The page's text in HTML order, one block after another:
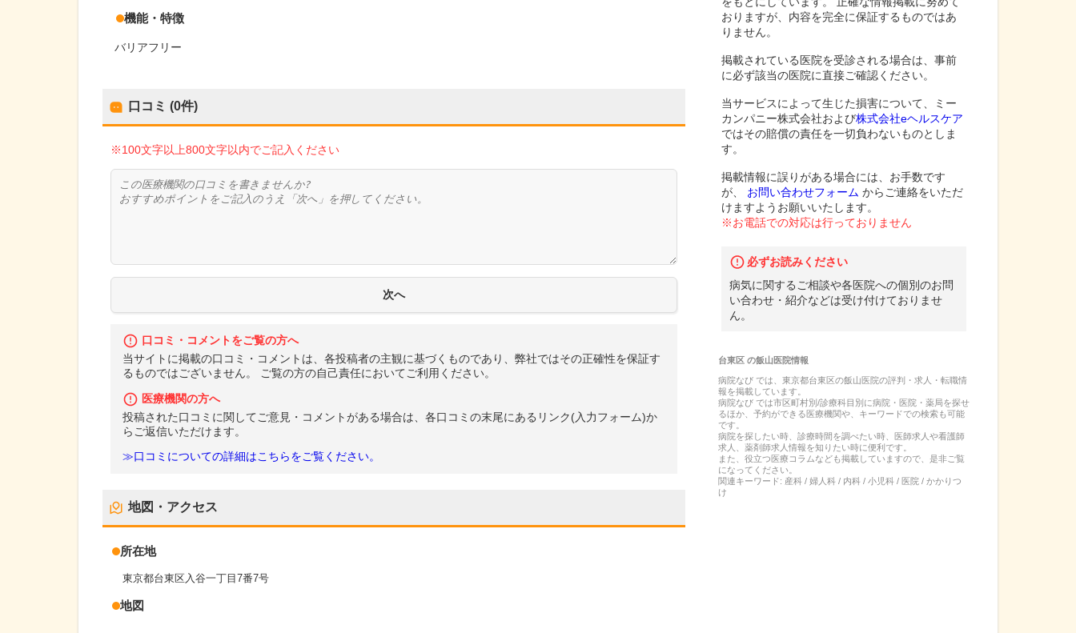
機能・特徴
バリアフリー
口コミ (0件)
※100文字以上800文字以内でご記入ください
口コミ・コメントをご覧の方へ
当サイトに掲載の口コミ・コメントは、各投稿者の主観に基づくものであり、弊社ではその正確性を保証す
るものではございません。 ご覧の方の自己責任においてご利用ください。
医療機関の方へ
投稿された口コミに関してご意見・コメントがある場合は、各口コミの末尾にあるリンク(入力フォーム)か
らご返信いただけます。
≫口コミについての詳細はこちらをご覧ください。
地図・アクセス
所在地
東京都台東区入谷一丁目7番7号
地図
おりますが、内容を完全に保証するものではあ
りません。
掲載されている医院を受診される場合は、事前
に必ず該当の医院に直接ご確認ください。
当サービスによって生じた損害について、ミー
カンパニー株式会社および株式会社eヘルスケア
ではその賠償の責任を一切負わないものとしま
す。
掲載情報に誤りがある場合には、お手数です
が、
お問い合わせフォーム からご連絡をいただ
けますようお願いいたします。
※お電話での対応は行っておりません
必ずお読みください
病気に関するご相談や各医院への個別のお問
い合わせ・紹介などは受け付けておりませ
ん。
台東区の飯山医院情報
病院なび では、 東京都台東区の飯山医院の評判・求人・転職情
報を掲載しています。
病院なび では市区町村別/診療科目別に病院・医院・薬局を探せ
るほか、予約ができる医療機関や、キーワードでの検索も可能
です。
病院を探したい時、診療時間を調べたい時、医師求人や看護師
求人、薬剤師求人情報を知りたい時に便利です。
また、役立つ医療コラムなども掲載していますので、是非ご覧
になってください。
関連キーワード: 産科 / 婦人科 / 内科 / 小児科 / 医院 / かかりつ
け